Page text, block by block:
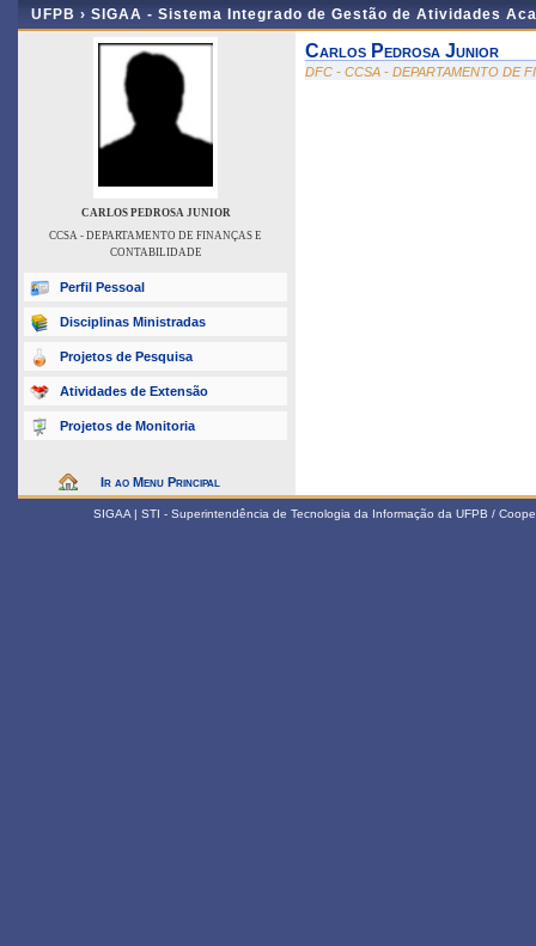
UFPB › SIGAA - Sistema Integrado de Gestão de Atividades
CARLOS PEDROSA JUNIOR
CCSA - DEPARTAMENTO DE FINANÇAS E
CONTABILIDADE
Perfil Pessoal
Disciplinas Ministradas
Projetos de Pesquisa
Atividades de Extensão
Projetos de Monitoria
Ir ao Menu Principal
Carlos Pedrosa Junior
DFC - CCSA - DEPARTAMENTO DE
SIGAA | STI - Superintendência de Tecnologia da Informação da UFPB /